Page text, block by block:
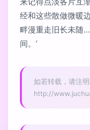
经和这些散做微暖
畔漫重走旧长未随
间。’
如若转载，请注明
http://